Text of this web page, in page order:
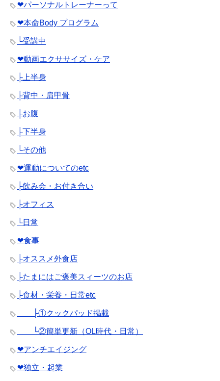
❤︎パーソナルトレーナーって
❤︎本命Body プログラム
└受講中
❤︎動画エクササイズ・ケア
├上半身
├背中・肩甲骨
├お腹
├下半身
└その他
❤︎運動についてのetc
├飲み会・お付き合い
├オフィス
└日常
❤︎食事
├オススメ外食店
├たまにはご褒美スィーツのお店
├食材・栄養・日常etc
├①クックパッド掲載
└②簡単更新（OL時代・日常）
❤︎アンチエイジング
❤︎独立・起業